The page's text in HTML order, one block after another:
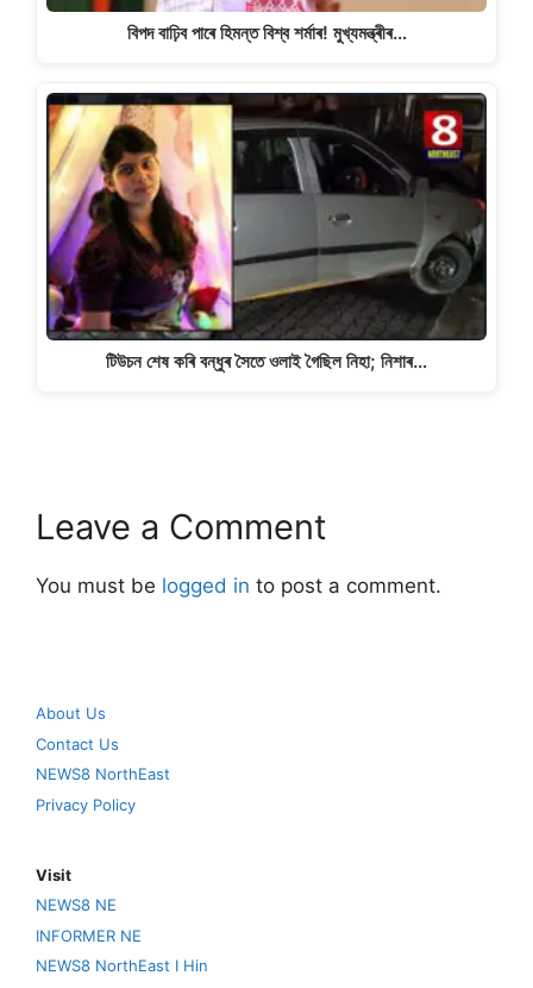
বিপদ বাঢ়িব পাৰে হিমন্ত বিশ্ব শৰ্মাৰ! মুখ্যমন্ত্ৰীৰ…
টিউচন শেষ কৰি বন্ধুৰ সৈতে ওলাই গৈছিল নিহা; নিশাৰ…
Leave a Comment
You must be logged in to post a comment.
About Us
Contact Us
NEWS8 NorthEast
Privacy Policy
Visit
NEWS8 NE
INFORMER NE
NEWS8 NorthEast I Hin